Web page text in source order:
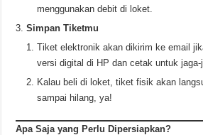
menggunakan debit di loket.
Simpan Tiketmu
Tiket elektronik akan dikirim ke email
versi digital di HP dan cetak untuk jaga-
Kalau beli di loket, tiket fisik akan
sampai hilang, ya!
Apa Saja yang Perlu Dipersiapkan?